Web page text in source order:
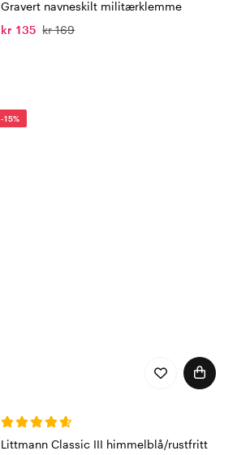
Gravert navneskilt militærklemme
kr 135 kr 169
-15%
Littmann Classic III himmelblå/rustfritt